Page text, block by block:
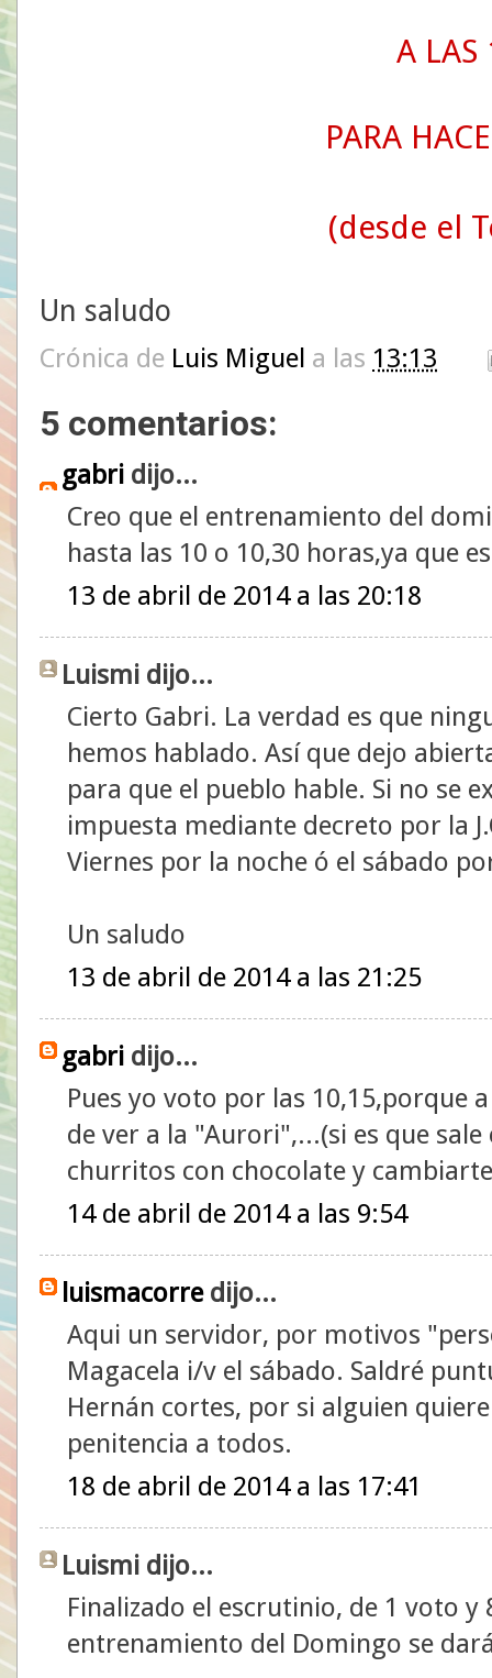
A LAS
PARA
(desde el
Un saludo
Crónica de Luis Miguel a las 13:13
5 comentarios:
gabri dijo...
Creo que el entrenamiento del
hasta las 10 o 10,30 horas,ya que
13 de abril de 2014 a las 20:18
Luismi dijo...
Cierto Gabri. La verdad es que
hemos hablado. Así que dejo
para que el pueblo hable. Si no se
impuesta mediante decreto por la
Viernes por la noche ó el sábado
Un saludo
13 de abril de 2014 a las 21:25
gabri dijo...
Pues yo voto por las 10,15,porque
de ver a la "Aurori",...(si es que
churritos con chocolate y
14 de abril de 2014 a las 9:54
luismacorredijo...
Aqui un servidor, por motivos
Magacela i/v el sábado. Saldré
Hernán cortes, por si alguien
penitencia a todos.
18 de abril de 2014 a las 17:41
Luismi dijo...
Finalizado el escrutinio, de 1 voto
entrenamiento del Domingo se